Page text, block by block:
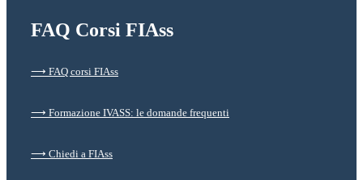
FAQ Corsi FIAss
⟶ FAQ corsi FIAss
⟶ Formazione IVASS: le domande frequenti
⟶ Chiedi a FIAss